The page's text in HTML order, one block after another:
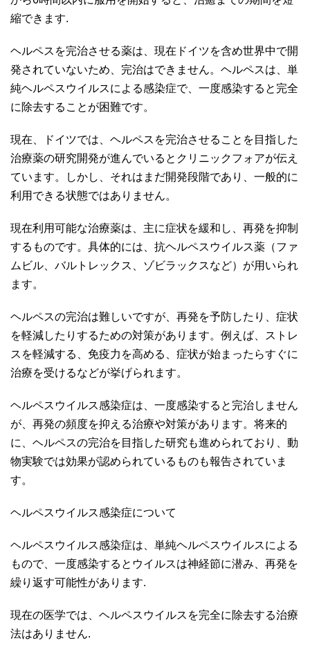
縮できます.
ヘルペスを完治させる薬は、現在ドイツを含め世界中で開
発されていないため、完治はできません。ヘルペスは、単
純ヘルペスウイルスによる感染症で、一度感染すると完全
に除去することが困難です。
現在、ドイツでは、ヘルペスを完治させることを目指した
治療薬の研究開発が進んでいるとクリニックフォアが伝え
ています。しかし、それはまだ開発段階であり、一般的に
利用できる状態ではありません。
現在利用可能な治療薬は、主に症状を緩和し、再発を抑制
するものです。具体的には、抗ヘルペスウイルス薬（ファ
ムビル、バルトレックス、ゾビラックスなど）が用いられ
ます。
ヘルペスの完治は難しいですが、再発を予防したり、症状
を軽減したりするための対策があります。例えば、ストレ
スを軽減する、免疫力を高める、症状が始まったらすぐに
治療を受けるなどが挙げられます。
ヘルペスウイルス感染症は、一度感染すると完治しません
が、再発の頻度を抑える治療や対策があります。将来的
に、ヘルペスの完治を目指した研究も進められており、動
物実験では効果が認められているものも報告されていま
す。
ヘルペスウイルス感染症について
ヘルペスウイルス感染症は、単純ヘルペスウイルスによる
もので、一度感染するとウイルスは神経節に潜み、再発を
繰り返す可能性があります.
現在の医学では、ヘルペスウイルスを完全に除去する治療
法はありません.